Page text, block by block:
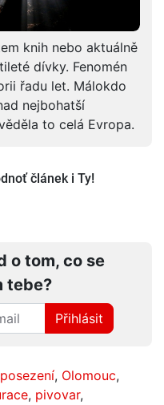
knih nebo aktuálně
dívky. Fenomén
řadu let. Málokdo
nejbohatší
to celá Evropa.
článek i Ty!
o tom, co se
tebe?
Přihlásit
posezení, Olomouc,
, pivovar,